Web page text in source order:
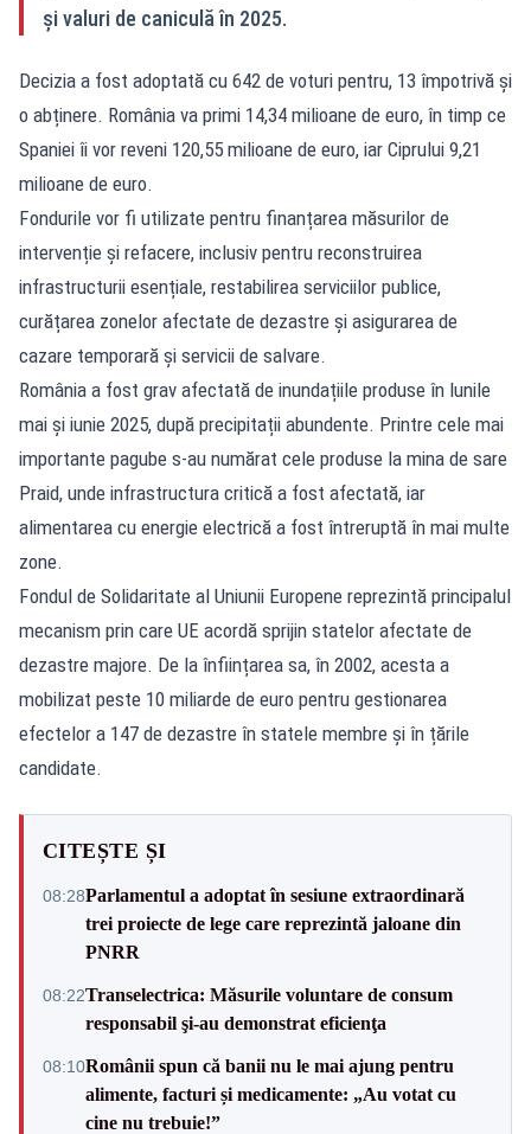
și valuri de caniculă în 2025.
Decizia a fost adoptată cu 642 de voturi pentru, 13 împotrivă și
o abținere. România va primi 14,34 milioane de euro, în timp ce
Spaniei îi vor reveni 120,55 milioane de euro, iar Ciprului 9,21
milioane de euro.
Fondurile vor fi utilizate pentru finanțarea măsurilor de
intervenție și refacere, inclusiv pentru reconstruirea
infrastructurii esențiale, restabilirea serviciilor publice,
curățarea zonelor afectate de dezastre și asigurarea de
cazare temporară și servicii de salvare.
România a fost grav afectată de inundațiile produse în lunile
mai și iunie 2025, după precipitații abundente. Printre cele mai
importante pagube s-au numărat cele produse la mina de sare
Praid, unde infrastructura critică a fost afectată, iar
alimentarea cu energie electrică a fost întreruptă în mai multe
zone.
Fondul de Solidaritate al Uniunii Europene reprezintă principalul
mecanism prin care UE acordă sprijin statelor afectate de
dezastre majore. De la înființarea sa, în 2002, acesta a
mobilizat peste 10 miliarde de euro pentru gestionarea
efectelor a 147 de dezastre în statele membre și în țările
candidate.
CITEȘTE ȘI
08:28Parlamentul a adoptat în sesiune extraordinară
trei proiecte de lege care reprezintă jaloane din
PNRR
08:22Transelectrica: Măsurile voluntare de consum
responsabil şi-au demonstrat eficienţa
08:10Românii spun că banii nu le mai ajung pentru
alimente, facturi și medicamente: „Au votat cu
cine nu trebuie!”